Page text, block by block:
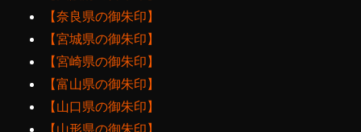
【奈良県の御朱印】
【宮城県の御朱印】
【宮崎県の御朱印】
【富山県の御朱印】
【山口県の御朱印】